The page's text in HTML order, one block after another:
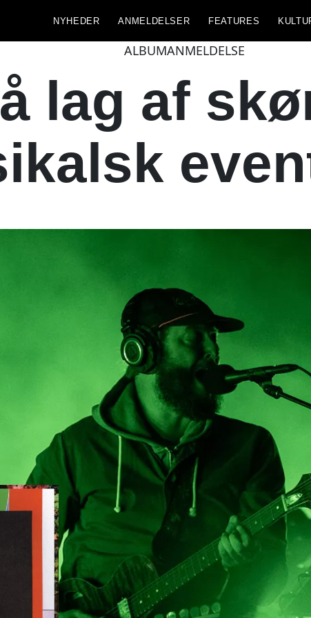
NYHEDER ANMELDELSER FEATURES
ALBUMANMELDELSE
lag af